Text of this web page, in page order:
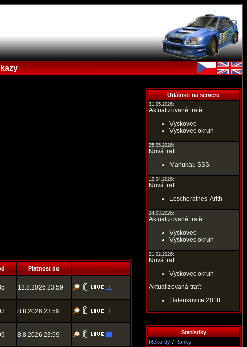
Události na serveru
31.05.2026:
Aktualizované tratě:
Vyskovec
Vyskovec okruh
25.05.2026:
Nová trať:
Manukau SSS
12.04.2026:
Nová trať:
Lescheraines-Arith
24.03.2026:
Aktualizované tratě:
Vyskovec
Vyskovec okruh
21.02.2026:
Nová trať:
Vyskovec okruh
Aktualizovaná trať:
Halenkovice 2018
Statistiky
Rekordy / Ranky
Platnost do
12.8.2026 23:59
8.8.2026 23:59
8.8.2026 23:59